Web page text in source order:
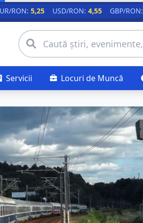
RON: 5,25 USD/RON: 4,55 GBP/RON:
Servicii Locuri de Muncă